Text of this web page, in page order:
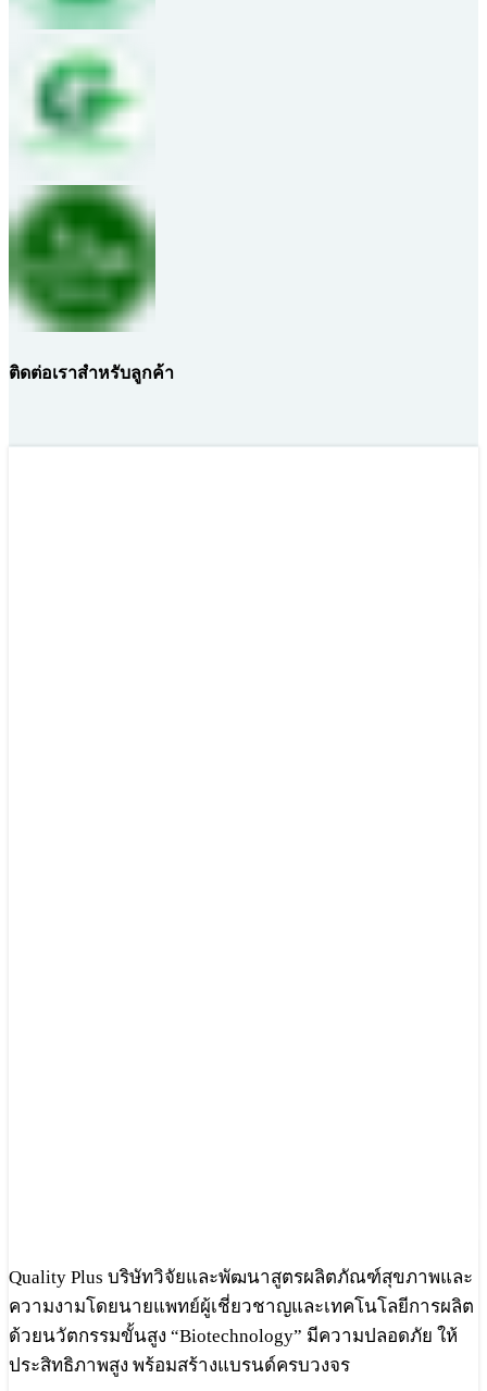
ติดต่อเราสำหรับลูกค้า
Quality Plus บริษัทวิจัยและพัฒนาสูตรผลิตภัณฑ์สุขภาพและ
ความงามโดยนายแพทย์ผู้เชี่ยวชาญและเทคโนโลยีการผลิต
ด้วยนวัตกรรมขั้นสูง “Biotechnology” มีความปลอดภัย ให้
ประสิทธิภาพสูง พร้อมสร้างแบรนด์ครบวงจร